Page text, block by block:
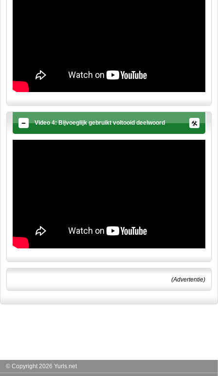
Video 4: Bijvoeglijk gebruikt voltooid deelwoord
(Advertentie)
© Copyright 2026 Yurls.net